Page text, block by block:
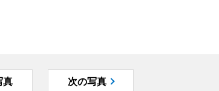
真 次の写真